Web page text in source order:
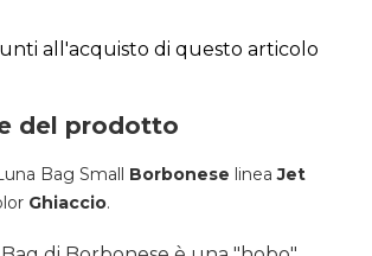
all'acquisto di questo articolo
del prodotto
Bag Small Borbonese linea Jet
Ghiaccio.